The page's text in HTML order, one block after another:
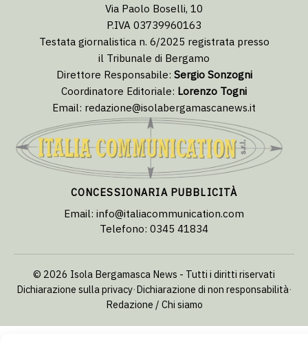
Via Paolo Boselli, 10
P.IVA 03739960163
Testata giornalistica n. 6/2025 registrata presso
il Tribunale di Bergamo
Direttore Responsabile: Sergio Sonzogni
Coordinatore Editoriale: Lorenzo Togni
Email: redazione@isolabergamascanews.it
CONCESSIONARIA PUBBLICITÀ
Email: info@italiacommunication.com
Telefono: 0345 41834
© 2026 Isola Bergamasca News - Tutti i diritti riservati
Dichiarazione sulla privacy·Dichiarazione di non responsabilità·
Redazione / Chi siamo